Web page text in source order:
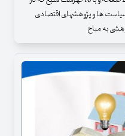
ها و پژوهشهای اقتصادی
به مباح